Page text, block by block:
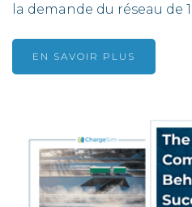
la demande du réseau de
EN SAVOIR PLUS